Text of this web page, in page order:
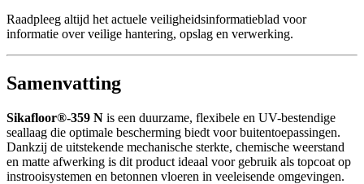
Raadpleeg altijd het actuele veiligheidsinformatieblad voor
informatie over veilige hantering, opslag en verwerking.
Samenvatting
Sikafloor®-359 N is een duurzame, flexibele en UV-bestendige
seallaag die optimale bescherming biedt voor buitentoepassingen.
Dankzij de uitstekende mechanische sterkte, chemische weerstand
en matte afwerking is dit product ideaal voor gebruik als topcoat op
instrooisystemen en betonnen vloeren in veeleisende omgevingen.